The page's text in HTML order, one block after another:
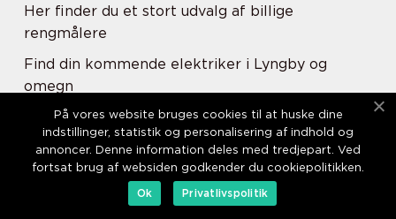
Her finder du et stort udvalg af billige
rengmålere
Find din kommende elektriker i Lyngby og
omegn
Find dit nye løbebånd billigt på udsalg
Måltidskasser - når du vil spare tid på
madlavning
Har du mistanke om, at der er andre der læser i
På vores website bruges cookies til at huske dine
indstillinger, statistik og personalisering af indhold og
annoncer. Denne information deles med tredjepart. Ved
fortsat brug af websiden godkender du cookiepolitikken.
Ok
Privatlivspolitik